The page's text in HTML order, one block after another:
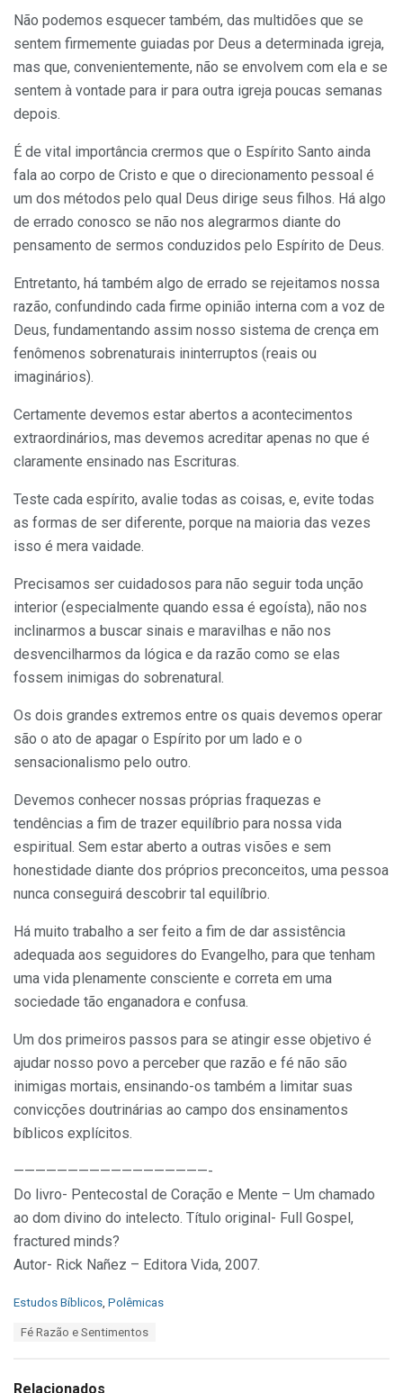
Não podemos esquecer também, das multidões que se
sentem firmemente guiadas por Deus a determinada igreja,
mas que, convenientemente, não se envolvem com ela e se
sentem à vontade para ir para outra igreja poucas semanas
depois.
É de vital importância crermos que o Espírito Santo ainda
fala ao corpo de Cristo e que o direcionamento pessoal é
um dos métodos pelo qual Deus dirige seus filhos. Há algo
de errado conosco se não nos alegrarmos diante do
pensamento de sermos conduzidos pelo Espírito de Deus.
Entretanto, há também algo de errado se rejeitamos nossa
razão, confundindo cada firme opinião interna com a voz de
Deus, fundamentando assim nosso sistema de crença em
fenômenos sobrenaturais ininterruptos (reais ou
imaginários).
Certamente devemos estar abertos a acontecimentos
extraordinários, mas devemos acreditar apenas no que é
claramente ensinado nas Escrituras.
Teste cada espírito, avalie todas as coisas, e, evite todas
as formas de ser diferente, porque na maioria das vezes
isso é mera vaidade.
Precisamos ser cuidadosos para não seguir toda unção
interior (especialmente quando essa é egoísta), não nos
inclinarmos a buscar sinais e maravilhas e não nos
desvencilharmos da lógica e da razão como se elas
fossem inimigas do sobrenatural.
Os dois grandes extremos entre os quais devemos operar
são o ato de apagar o Espírito por um lado e o
sensacionalismo pelo outro.
Devemos conhecer nossas próprias fraquezas e
tendências a fim de trazer equilíbrio para nossa vida
espiritual. Sem estar aberto a outras visões e sem
honestidade diante dos próprios preconceitos, uma pessoa
nunca conseguirá descobrir tal equilíbrio.
Há muito trabalho a ser feito a fim de dar assistência
adequada aos seguidores do Evangelho, para que tenham
uma vida plenamente consciente e correta em uma
sociedade tão enganadora e confusa.
Um dos primeiros passos para se atingir esse objetivo é
ajudar nosso povo a perceber que razão e fé não são
inimigas mortais, ensinando-os também a limitar suas
convicções doutrinárias ao campo dos ensinamentos
bíblicos explícitos.
——————————————————-
Do livro- Pentecostal de Coração e Mente – Um chamado
ao dom divino do intelecto. Título original- Full Gospel,
fractured minds?
Autor- Rick Nañez – Editora Vida, 2007.
C
o
Estudos Bíblicos Polêmicas
Fé Razão e Sentimentos
Relacionados